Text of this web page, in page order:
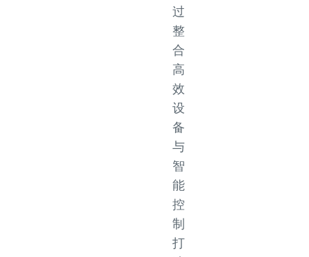
过
整
合
高
效
设
备
与
智
能
控
制
打